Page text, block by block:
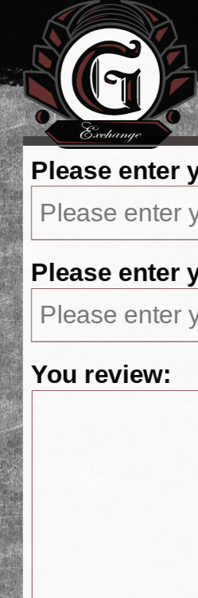
Please enter
Please enter
You review: